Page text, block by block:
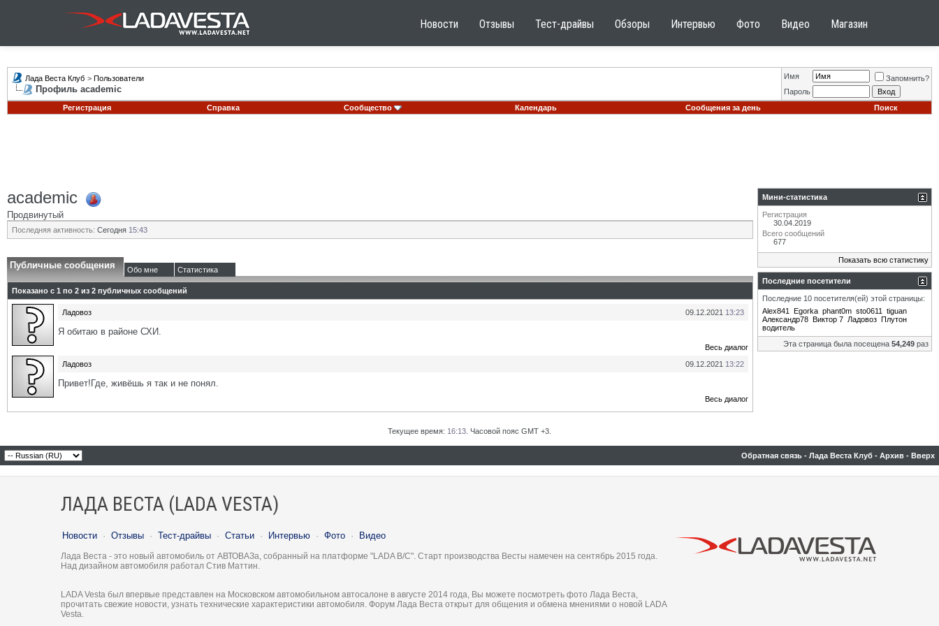
Новости Отзывы Тест-драйвы Обзоры Интервью Фото Видео Магазин
Лада Веста Клуб > Пользователи
Профиль academic
Имя
Запомнить?
Пароль
Регистрация
Справка Сообщество Календарь Сообщения за день Поиск
academic
Продвинутый
Последняя активность: Сегодня 15:43
Публичные сообщения Обо мне Статистика
Показано с 1 по 2 из 2 публичных сообщений
09.12.2021 13:23
Ладовоз
Я обитаю в районе СХИ.
Весь диалог
09.12.2021 13:22
Ладовоз
Привет!Где, живёшь я так и не понял.
Весь диалог
Мини-статистика
Регистрация
30.04.2019
Всего сообщений
677
Показать всю статистику
Последние посетители
Последние 10 посетителя(ей) этой страницы:
Alex841
Egorka phant0m sto0611
tiguan
Александр78 Виктор 7 Ладовоз Плутон
водитель
Эта страница была посещена 54,249 раз
Текущее время: 16:13 . Часовой пояс GMT +3.
Обратная связь - Лада Веста Клуб - Архив - Вверх
ЛАДА ВЕСТА (LADA VESTA)
Новости · Отзывы · Тест-драйвы · Статьи · Интервью · Фото · Видео
Лада Веста - это новый автомобиль от АВТОВАЗа, собранный на платформе "LADA B/C". Старт производства Весты намечен на сентябрь 2015 года.
Над дизайном автомобиля работал Стив Маттин.
LADA Vesta был впервые представлен на Московском автомобильном автосалоне в августе 2014 года, Вы можете посмотреть фото Лада Веста,
прочитать свежие новости, узнать технические характеристики автомобиля. Форум Лада Веста открыт для общения и обмена мнениями о новой LADA
Vesta.